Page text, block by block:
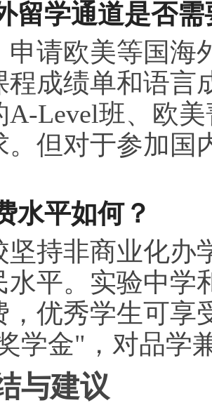
留学通道是否
申请欧美等国海
程成绩单和语言
A-Level班、欧
。但对于参加国
水平如何？
坚持非商业化办
水平。实验中学
，优秀学生可享
学金"，对品学
与建议